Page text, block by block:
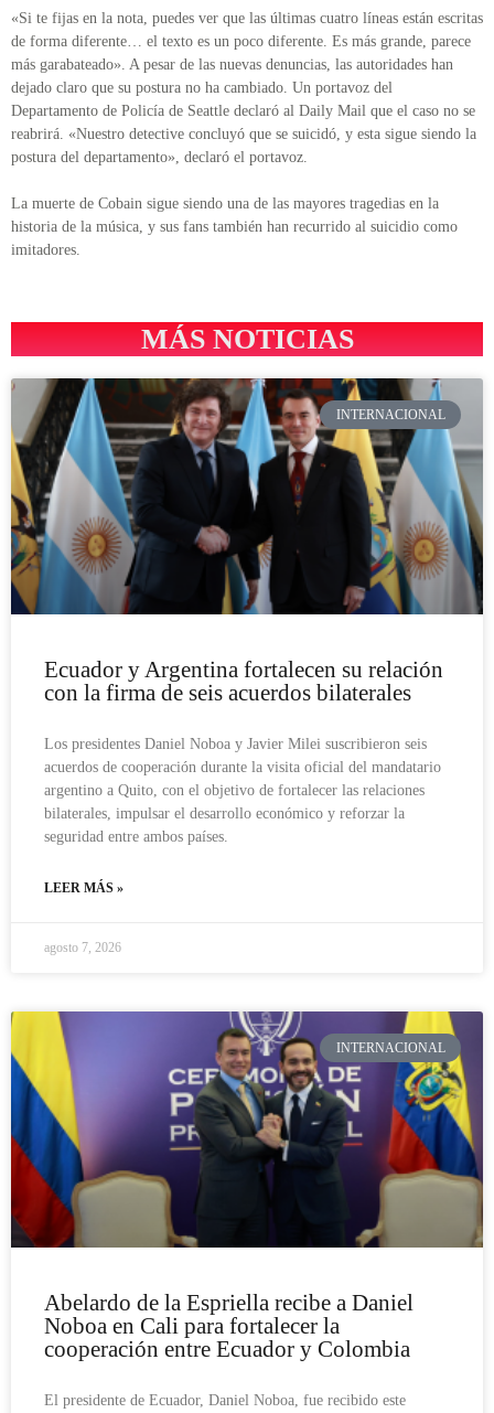
«Si te fijas en la nota, puedes ver que las últimas cuatro líneas están escritas
de forma diferente… el texto es un poco diferente. Es más grande, parece
más garabateado». A pesar de las nuevas denuncias, las autoridades han
dejado claro que su postura no ha cambiado. Un portavoz del
Departamento de Policía de Seattle declaró al Daily Mail que el caso no se
reabrirá. «Nuestro detective concluyó que se suicidó, y esta sigue siendo la
postura del departamento», declaró el portavoz.
La muerte de Cobain sigue siendo una de las mayores tragedias en la
historia de la música, y sus fans también han recurrido al suicidio como
imitadores.
MÁS NOTICIAS
INTERNACIONAL
Ecuador y Argentina fortalecen su relación
con la firma de seis acuerdos bilaterales
Los presidentes Daniel Noboa y Javier Milei suscribieron seis
acuerdos de cooperación durante la visita oficial del mandatario
argentino a Quito, con el objetivo de fortalecer las relaciones
bilaterales, impulsar el desarrollo económico y reforzar la
seguridad entre ambos países.
LEER MÁS »
agosto 7, 2026
INTERNACIONAL
Abelardo de la Espriella recibe a Daniel
Noboa en Cali para fortalecer la
cooperación entre Ecuador y Colombia
El presidente de Ecuador, Daniel Noboa, fue recibido este